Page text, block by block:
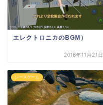
エレクトロニカのBGM）
2018年11月21日
レースゲーム